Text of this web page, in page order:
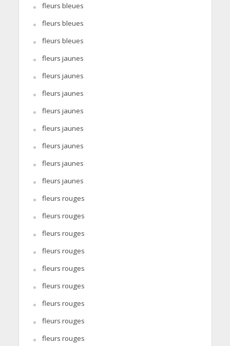
fleurs bleues
fleurs bleues
fleurs bleues
fleurs jaunes
fleurs jaunes
fleurs jaunes
fleurs jaunes
fleurs jaunes
fleurs jaunes
fleurs jaunes
fleurs jaunes
fleurs rouges
fleurs rouges
fleurs rouges
fleurs rouges
fleurs rouges
fleurs rouges
fleurs rouges
fleurs rouges
fleurs rouges